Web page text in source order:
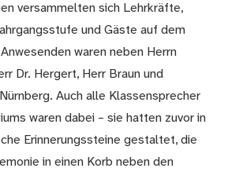
versammelten sich Lehrkräfte,
und Gäste auf dem
waren neben Herrn
Dr. Hergert, Herr Braun und
Auch alle Klassensprecher
waren dabei – sie hatten zuvor in
Erinnerungssteine gestaltet, die
in einen Korb neben den